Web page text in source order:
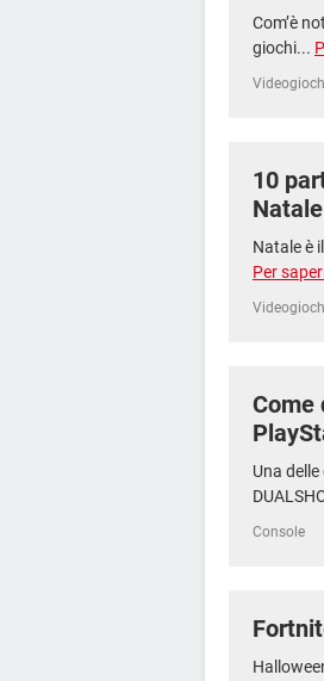
Com’è
giochi...
10
Natale
Natale è
Per
Come
Una
Console